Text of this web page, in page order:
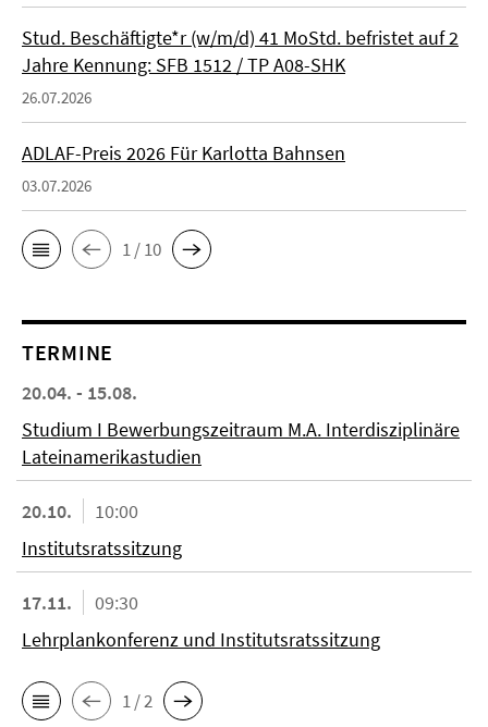
Stud. Beschäftigte*r (w/m/d) 41 MoStd. befristet auf 2
Jahre Kennung: SFB 1512 / TP A08-SHK
26.07.2026
ADLAF-Preis 2026 Für Karlotta Bahnsen
03.07.2026
1 / 10
TERMINE
20.04. - 15.08.
Studium I Bewerbungszeitraum M.A. Interdisziplinäre
Lateinamerikastudien
20.10.
10:00
Institutsratssitzung
17.11.
09:30
Lehrplankonferenz und Institutsratssitzung
1 / 2